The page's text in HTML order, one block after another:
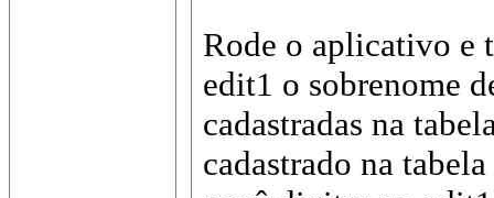
Rode o aplicativo e
edit1 o sobrenome
cadastradas na
cadastrado na